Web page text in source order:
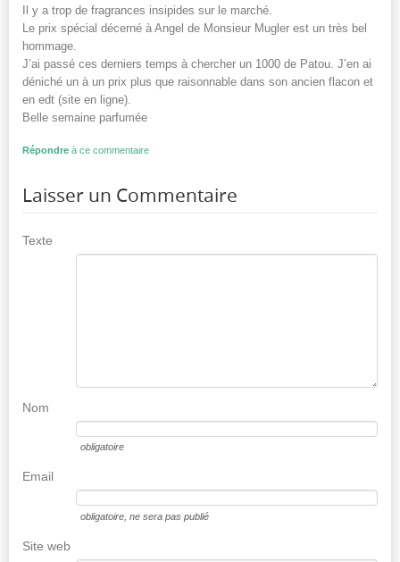
Il y a trop de fragrances insipides sur le marché.
Le prix spécial décerné à Angel de Monsieur Mugler est un très bel
hommage.
J’ai passé ces derniers temps à chercher un 1000 de Patou. J’en ai
déniché un à un prix plus que raisonnable dans son ancien flacon et
en edt (site en ligne).
Belle semaine parfumée
Répondre à ce commentaire
Laisser un Commentaire
Texte
Nom
obligatoire
Email
obligatoire , ne sera pas publié
Site web